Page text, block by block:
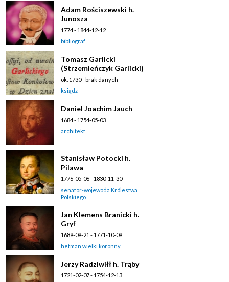
Adam Rościszewski h.
Junosza
1774 - 1844-12-12
bibliograf
Tomasz Garlicki
(Strzemieńczyk Garlicki)
ok. 1730 - brak danych
ksiądz
Daniel Joachim Jauch
1684 - 1754-05-03
architekt
Stanisław Potocki h.
Pilawa
1776-05-06 - 1830-11-30
senator-wojewoda Królestwa
Polskiego
Jan Klemens Branicki h.
Gryf
1689-09-21 - 1771-10-09
hetman wielki koronny
Jerzy Radziwiłł h. Trąby
1721-02-07 - 1754-12-13